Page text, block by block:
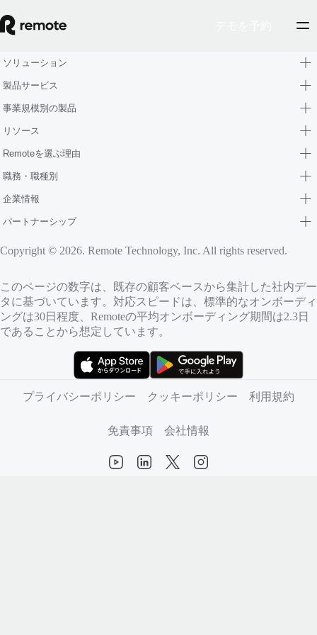
ソリューション
製品サービス
事業規模別の製品
リソース
Remoteを選ぶ理由
職務・職種別
企業情報
パートナーシップ
Copyright © 2026. Remote Technology, Inc. All rights reserved.
このページの数字は、既存の顧客ベースから集計した社内デー
タに基づいています。対応スピードは、標準的なオンボーディ
ングは30日程度、Remoteの平均オンボーディング期間は2.3日
であることから想定しています。
プライバシーポリシー
クッキーポリシー 利用規約
免責事項 会社情報